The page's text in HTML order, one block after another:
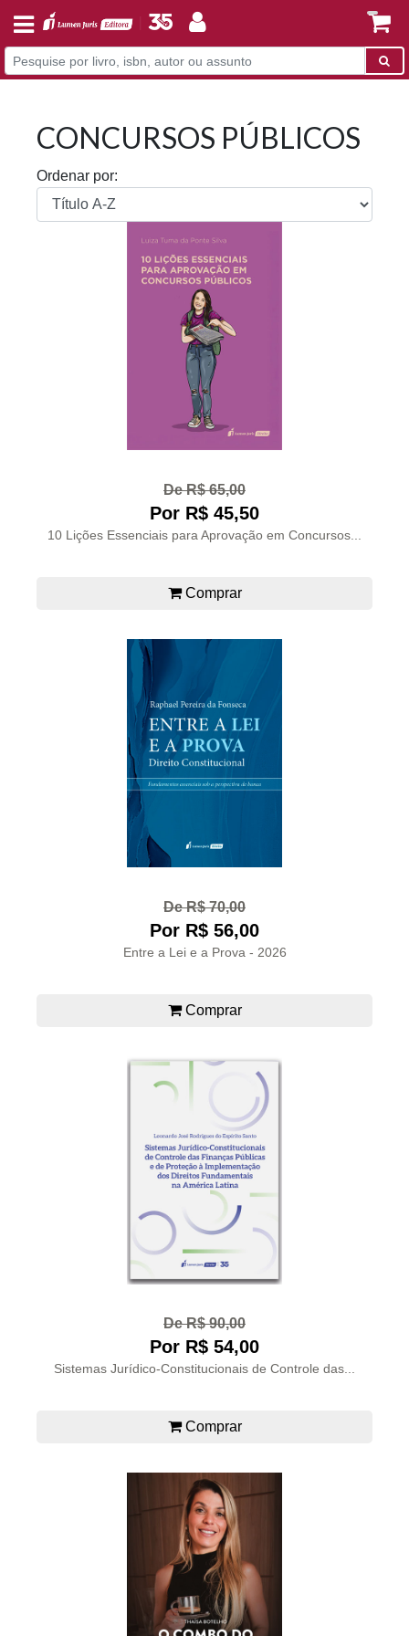
CONCURSOS PÚBLICOS
Ordenar por:
De R$ 65,00
Por R$ 45,50
10 Lições Essenciais para Aprovação em Concursos...
Comprar
De R$ 70,00
Por R$ 56,00
Entre a Lei e a Prova - 2026
Comprar
De R$ 90,00
Por R$ 54,00
Sistemas Jurídico-Constitucionais de Controle das...
Comprar